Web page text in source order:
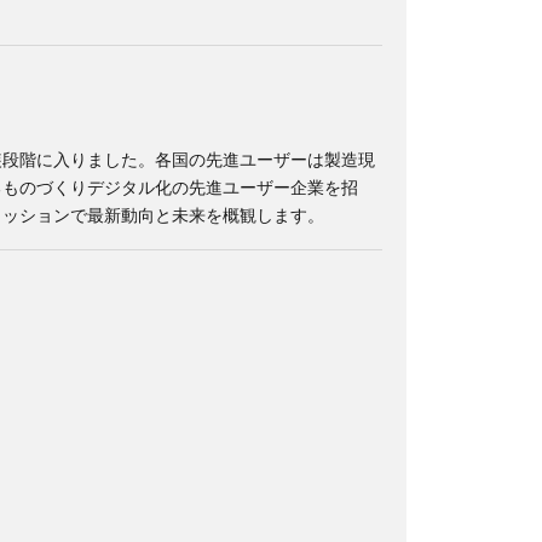
階に入りました。各国の先進ユーザーは製造現
のづくりデジタル化の先進ユーザー企業を招
ションで最新動向と未来を概観します。